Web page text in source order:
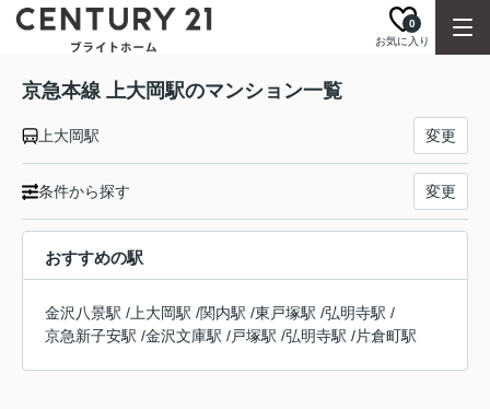
お気に入り
0
京急本線 上大岡駅のマンション一覧
上大岡駅 変更
条件から探す 変更
おすすめの駅
金沢八景駅 / 上大岡駅 /関内駅 /東戸塚駅 /弘明寺駅 /
京急新子安駅 /金沢文庫駅 /戸塚駅 /弘明寺駅 /片倉町駅